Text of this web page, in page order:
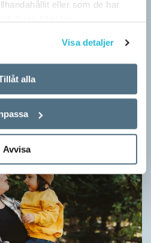
eller som de har
Visa detaljer
alla
Avvisa
av människor används i regel
les étudiantes…